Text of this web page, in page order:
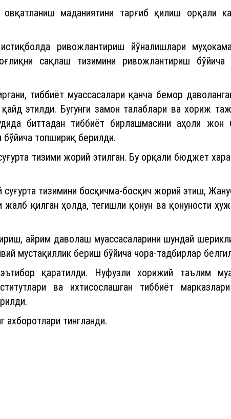
маданиятини тарғиб қилиш орқали
ривожлантириш йўналишлари
сақлаш тизимини ривожлантириш бўйича
тиббиёт муассасалари қанча бемор
этилди. Бугунги замон талаблари ва хориж
биттадан тиббиёт бирлашмасини аҳоли жон
топшириқ берилди.
тизими жорий этилган. Бу орқали бюджет
тизимини босқичма-босқич жорий этиш,
жалб қилган ҳолда, тегишли қонун ва қонуности
айрим даволаш муассасаларини шундай
мустақиллик бериш бўйича чора-тадбирлар
қаратилди. Нуфузли хорижий таълим
ва ихтисослашган тиббиёт
тингланди.